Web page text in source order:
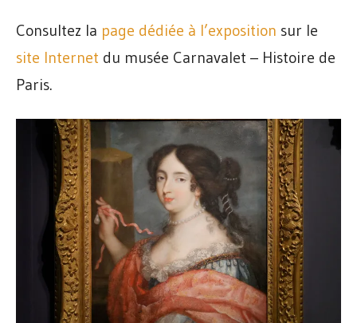
Consultez la page dédiée à l’exposition sur le
site Internet du musée Carnavalet – Histoire de
Paris.